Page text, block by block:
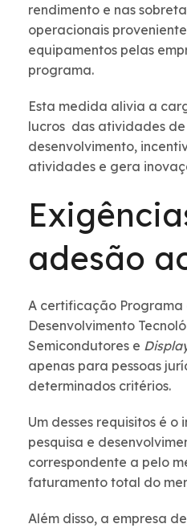
rendimento e nas
operacionais
equipamentos pelas
programa.
Esta medida alivia a
lucros das atividades de
desenvolvimento,
atividades e gera
adesão
A certificação Programa
Desenvolvimento
Semicondutores e
apenas para pessoas
determinados critérios.
Um desses requisitos é o
pesquisa e
correspondente a pelo
faturamento total do
Além disso, a empresa